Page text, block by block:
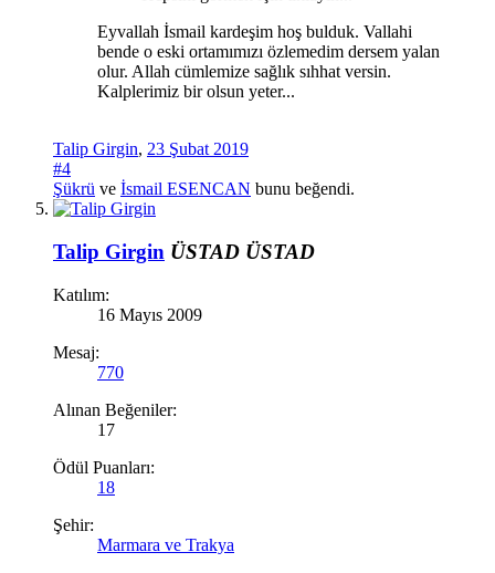
Eyvallah İsmail kardeşim hoş bulduk. Vallahi
bende o eski ortamımızı özlemedim dersem yalan
olur. Allah cümlemize sağlık sıhhat versin.
Kalplerimiz bir olsun yeter...
Talip Girgin, 23 Şubat 2019
#4
Şükrü ve İsmail ESENCAN bunu beğendi.
Talip Girgin ÜSTAD ÜSTAD
Katılım:
16 Mayıs 2009
Mesaj:
770
Alınan Beğeniler:
17
Ödül Puanları:
18
Şehir:
Marmara ve Trakya